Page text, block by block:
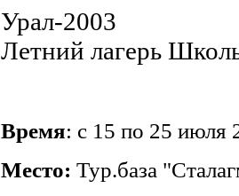
Урал-2003
Летний лагерь
Время: с 15 по 25 июля
Место: Тур.база